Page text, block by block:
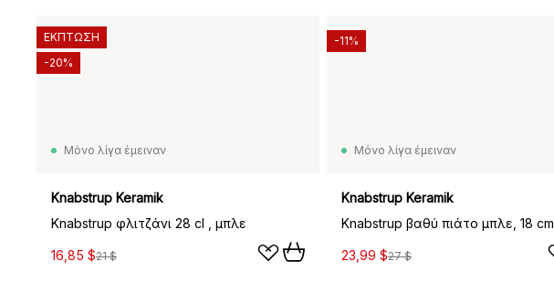
Μόνο λίγα έμειναν
Knabstrup Keramik
Knabstrup φλιτζάνι 28 cl , μπλε
16,85 $21 $
ΕΚΠΤΩΣΗ
-20%
Μόνο λίγα έμειναν
Knabstrup Keramik
Knabstrup βαθύ πιάτο μπλε, 18 cm
23,99 $27 $
-11%